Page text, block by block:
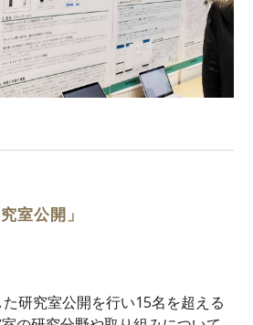
室公開」
研究室公開を行い15名を超える